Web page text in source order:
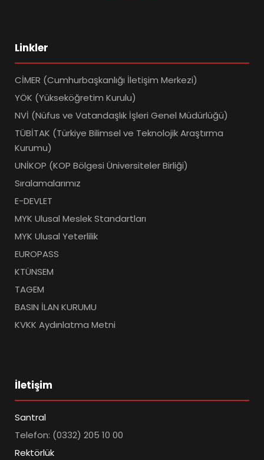
Linkler
CİMER (Cumhurbaşkanlığı İletişim Merkezi)
YÖK (Yükseköğretim Kurulu)
NVİ (Nüfus ve Vatandaşlık İşleri Genel Müdürlüğü)
TÜBİTAK (Türkiye Bilimsel ve Teknolojik Araştırma
Kurumu)
UNİKOP (KOP Bölgesi Üniversiteler Birliği)
Sıralamalarımız
E-DEVLET
MYK Ulusal Meslek Standartları
MYK Ulusal Yeterlilik
EUROPASS
KTÜNSEM
TAGEM
BASIN İLAN KURUMU
KVKK Aydınlatma Metni
İletişim
Santral
Telefon: (0332) 205 10 00
Rektörlük